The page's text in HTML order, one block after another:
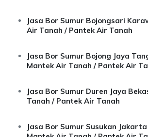
Jasa Bor Sumur Bojongsari
Air Tanah / Pantek Air Tanah
Jasa Bor Sumur Bojong Jaya
Mantek Air Tanah / Pantek Air
Jasa Bor Sumur Duren Jaya
Tanah / Pantek Air Tanah
Jasa Bor Sumur Susukan